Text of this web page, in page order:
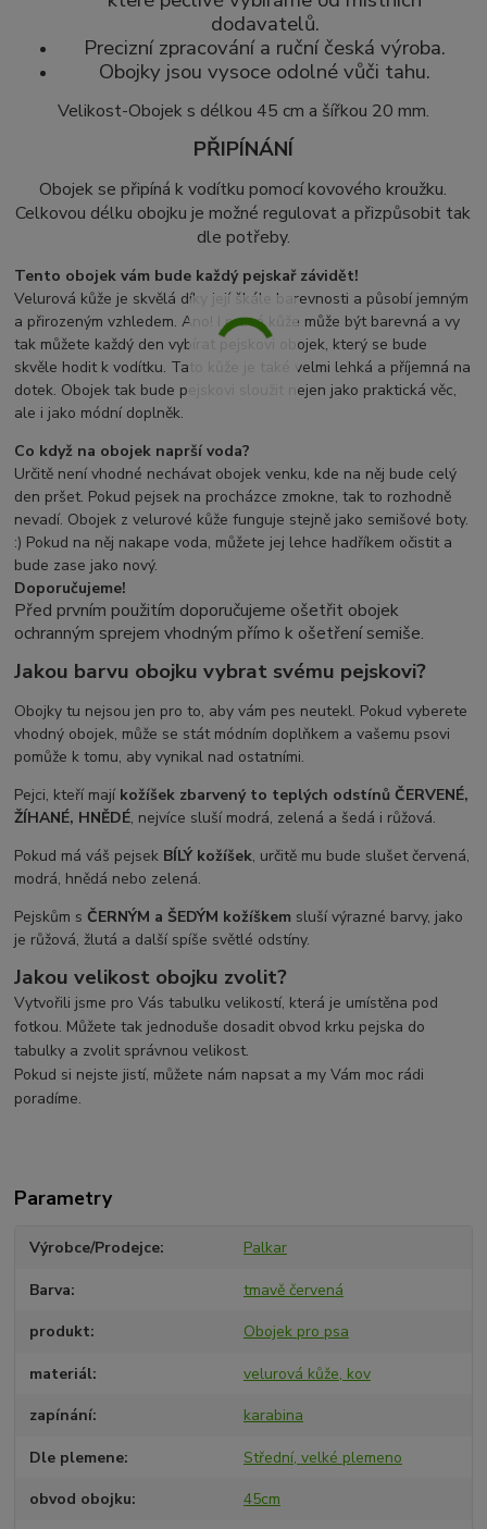
dodavatelů.
Precizní zpracování a ruční česká výroba.
Obojky jsou vysoce odolné vůči tahu.
Velikost-Obojek s délkou 45 cm a šířkou 20 mm.
PŘIPÍNÁNÍ
Obojek se připíná k vodítku pomocíkovového kroužku.
Celkovou délku obojku je možné regulovat a přizpůsobit tak
dle potřeby.
Tento obojek vám bude každý pejskař závidět!
Velurová kůže je skvělá díky její škále barevnosti a působí jemným
a přirozeným vzhledem. Ano! I pravá kůže může být barevná a vy
tak můžete každý den vybírat pejskovi obojek, který se bude
skvěle hodit k vodítku. Tato kůže je také velmi lehká a příjemná na
dotek. Obojek tak bude pejskovi sloužit nejen jako praktická věc,
ale i jako módní doplněk.
Co když na obojek naprší voda?
Určitě není vhodné nechávat obojek venku, kde na něj bude celý
den pršet. Pokud pejsek na procházce zmokne, tak to rozhodně
nevadí. Obojek z velurové kůže funguje stejně jako semišové boty.
:) Pokud na něj nakape voda, můžete jej lehce hadříkem očistit a
bude zase jako nový.
Doporučujeme!
Před prvním použitím doporučujeme ošetřit obojek
ochranným sprejem vhodným přímo k ošetření semiše.
Jakou barvu obojku vybrat svému pejskovi?
Obojky tu nejsou jen pro to, aby vám pes neutekl. Pokud vyberete
vhodný obojek, může se stát módním doplňkem a vašemu psovi
pomůže k tomu, aby vynikal nad ostatními.
Pejci, kteří mají kožíšek zbarvený to teplých odstínů ČERVENÉ,
ŽÍHANÉ, HNĚDÉ, nejvíce sluší modrá, zelená a šedá i růžová.
Pokud má váš pejsek BÍLÝ kožíšek, určitě mu bude slušet červená,
modrá, hnědá nebo zelená.
Pejskům s ČERNÝM a ŠEDÝM kožíškem sluší výrazné barvy, jako
je růžová, žlutá a další spíše světlé odstíny.
Jakou velikost obojku zvolit?
Vytvořili jsme pro Vás tabulku velikostí, která je umístěna pod
fotkou. Můžete tak jednoduše dosadit obvod krku pejska do
tabulky a zvolit správnou velikost.
Pokud si nejste jistí, můžete nám napsat a my Vám moc rádi
poradíme.
Parametry
Výrobce/Prodejce Palkar
Barva tmavě červená
produkt Obojek pro psa
materiál velurová kůže, kov
zapínání karabina
Dle plemene Střední, velké plemeno
obvod obojku 45cm